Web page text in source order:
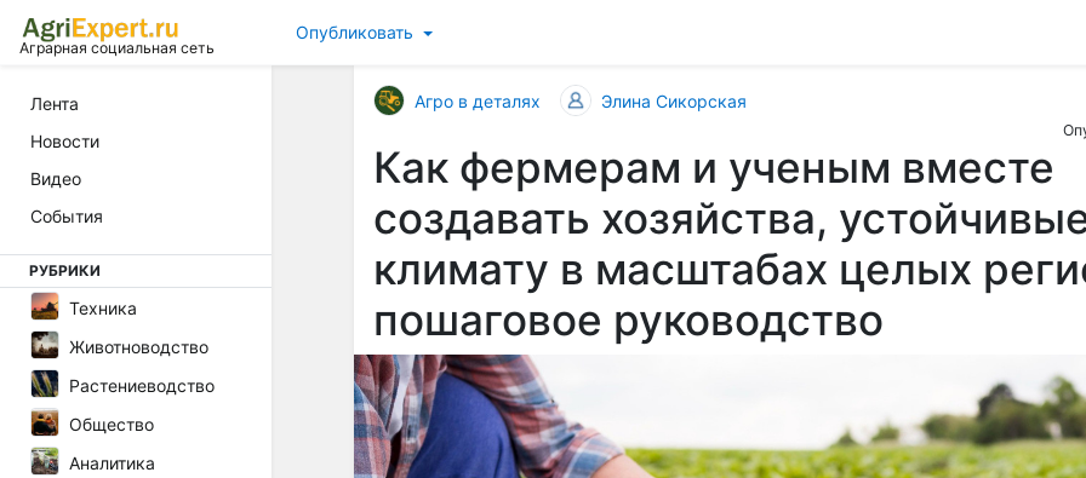
Аграрная социальная сеть
Опубликовать
Лента
Новости
Видео
События
РУБРИКИ
Техника
Животноводство
Растениеводство
Общество
Аналитика
Агро в деталях Элина Сикорская
Как фермерам и ученым вместе
создавать хозяйства,
климату в масштабах целых
пошаговое руководство